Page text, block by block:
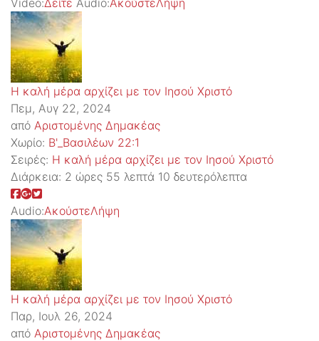
Video:Δείτε Audio:ΑκούστεΛήψη
Η καλή μέρα αρχίζει με τον Ιησού Χριστό
Πεμ, Αυγ 22, 2024
από Αριστομένης Δημακέας
Χωρίο: Β'_Βασιλέων 22:1
Σειρές: Η καλή μέρα αρχίζει με τον Ιησού Χριστό
Διάρκεια: 2 ώρες 55 λεπτά 10 δευτερόλεπτα
Audio:ΑκούστεΛήψη
Η καλή μέρα αρχίζει με τον Ιησού Χριστό
Παρ, Ιουλ 26, 2024
από Αριστομένης Δημακέας